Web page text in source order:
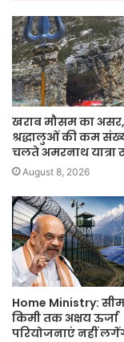
खराब मौसम का असर,
श्रद्धालुओं की कम
चलते अमरनाथ यात्रा
August 8, 2026
Home Ministry:
किमी तक अक्षय ऊर्जा
परियोजनाएं नहीं